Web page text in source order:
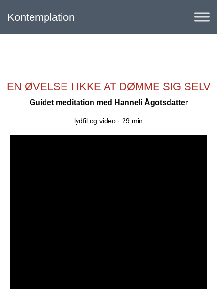
Kontemplation
EN ØVELSE I IKKE AT DØMME SIG SELV
Guidet meditation med Hanneli Ågotsdatter
lydfil og video · 29 min